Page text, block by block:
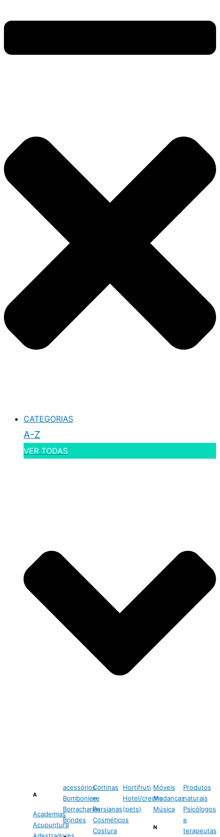
CATEGORIAS
A-Z
VER TODAS
A
Academias
Acupuntura
acessórios
Bomboniere
Borracharias
Brindes
Cortinas
e
Persianas
Cosméticos
Costura
Hortifruti
Hotel/creche
(pets)
Móveis
Mudanças
Música
N
Produtos
naturais
Psicólogos
e
terapeutas